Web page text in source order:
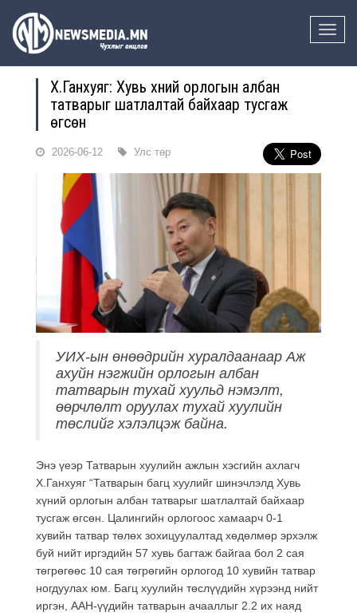
Toggle
Х.Ганхуяг: Хувь хүний орлогын албан
татварыг шатлалтай байхаар тусгаж
өгсөн
2026-06-12 Улс төр
УИХ-ын өнөөдрийн хуралдаанаар Аж
ахуйн нэгжийн орлогын албан
татварын тухай хуульд нэмэлт,
өөрчлөлт оруулах тухай хуулийн
төслийг хэлэлцэж байна.
Энэ үеэр Татварын хуулийн ажлын хэсгийн ахлагч
Х.Ганхуяг “Татварын багц хуулийг шинэчлэлд Хувь
хүний орлогын албан татварыг шатлалтай байхаар
тусгаж өгсөн. Цалингийн орлогоос хамаарч 0-1
хувийн татвар төлөх зохицуулалтад хөдөлмөр эрхэлж
буй нийт иргэдийн 57 хувь багтаж байгаа бол 2 сая
төгрөгөөс 10 сая төгрөгийн орлогод 10 хувийн татвар
ногдуулах юм. Багц хуулийн төслүүдийн хүрээнд нийт
иргэн, ААН-үүдийн татварын ачааллыг 2.2 их наяд